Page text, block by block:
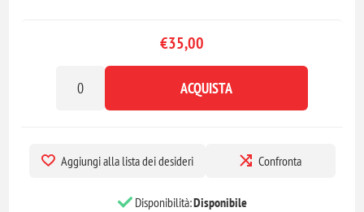
€35,00
ACQUISTA
Aggiungi alla lista dei desideri Confronta
Disponibilità:Disponibile